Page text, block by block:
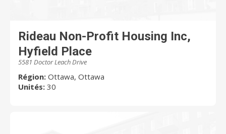
Rideau Non-Profit Housing Inc,
Hyfield Place
5581 Doctor Leach Drive
Région: Ottawa, Ottawa
Unités: 30